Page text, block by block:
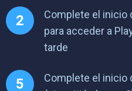
Complete el inicio
para acceder a
tarde
Complete el inicio